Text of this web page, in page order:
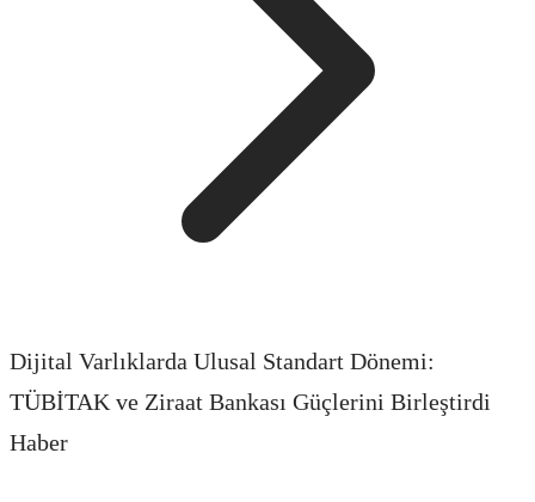
Dijital Varlıklarda Ulusal Standart Dönemi:
TÜBİTAK ve Ziraat Bankası Güçlerini Birleştirdi
Haber